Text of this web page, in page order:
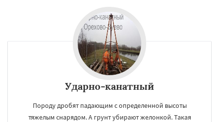
Ударно-канатный
Породу дробят падающим с определенной высоты
тяжелым снарядом. А грунт убирают желонкой. Такая